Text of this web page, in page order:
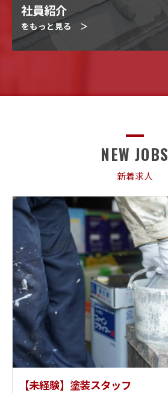
社員紹介
をもっと見る ＞
新着求人
NEW JOBS
【未経験】塗装スタッフ